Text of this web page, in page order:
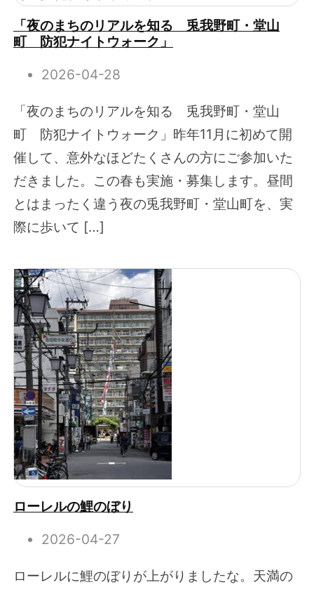
「夜のまちのリアルを知る 兎我野町・堂山
町 防犯ナイトウォーク」
2026-04-28
「夜のまちのリアルを知る 兎我野町・堂山
町 防犯ナイトウォーク」昨年11月に初めて開
催して、意外なほどたくさんの方にご参加いた
だきました。この春も実施・募集します。昼間
とはまったく違う夜の兎我野町・堂山町を、実
際に歩いて […]
ローレルの鯉のぼり
2026-04-27
ローレルに鯉のぼりが上がりましたな。天満の